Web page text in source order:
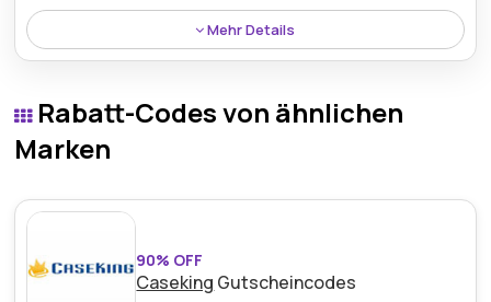
Mehr Details
Genießen Sie die Sicherheit mit der kostenlosen
für ein reibungsloses und problemloses
Einkaufserlebnis.
Rabatt-Codes von ähnlichen
Marken
90% OFF
Caseking Gutscheincodes